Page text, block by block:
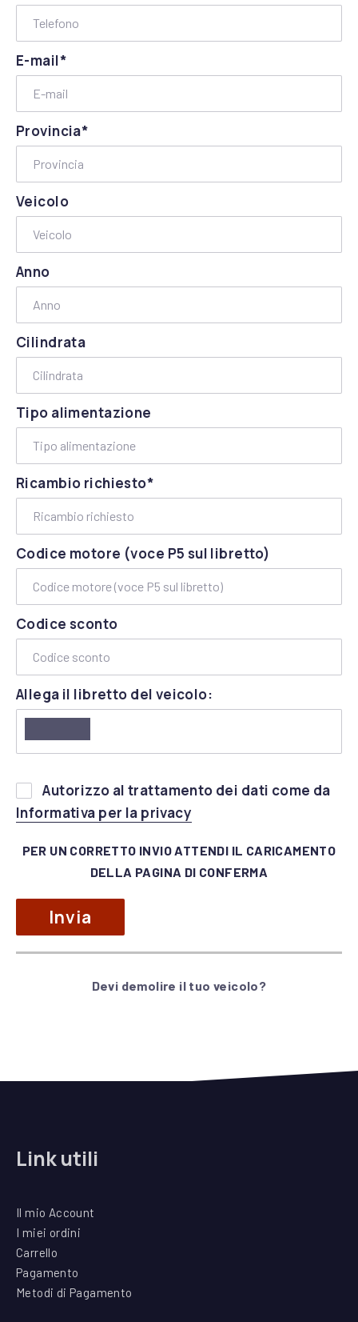
E-mail*
Provincia*
Veicolo
Anno
Cilindrata
Tipo alimentazione
Ricambio richiesto*
Codice motore (voce P5 sul libretto)
Codice sconto
Allega il libretto del veicolo:
prega
di
vuoto
campo.
Autorizzo al trattamento dei dati come da
Informativa per la privacy
PER UN CORRETTO INVIO ATTENDI IL CARICAMENTO
DELLA PAGINA DI CONFERMA
Devi demolire il tuo veicolo?
Link utili
Il mio Account
I miei ordini
Carrello
Pagamento
Metodi di Pagamento